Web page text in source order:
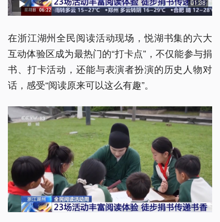
01:38
在浙江湖州全民阅读活动现场，悦湖书集的六大
互动体验区成为最热门的“打卡点”，不仅能参与捐
书、打卡活动，还能与表演者扮演的历史人物对
话，感受“阅读原来可以这么有趣”。